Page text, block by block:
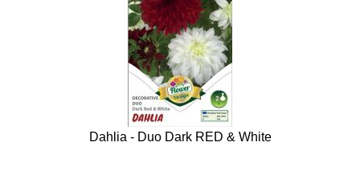
Dahlia - Duo Dark RED & White